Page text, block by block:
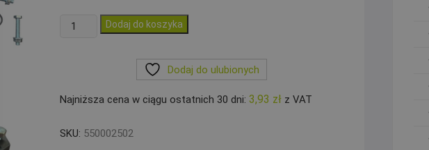
ilość
Dodaj do koszyka
Dodaj do ulubionych
Najniższa cena w ciągu ostatnich 30 dni: 3,93 zł z VAT
SKU: 550002502